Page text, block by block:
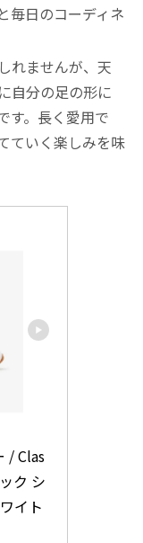
毎日のコーディネ
れませんが、天
自分の足の形に
す。長く愛用で
ていく楽しみを味
/ Clas
ク シ
イト